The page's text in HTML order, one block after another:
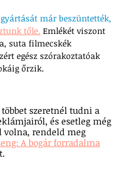
már beszüntették,
tőle. Emlékét viszont
suta filmecskék
egész szórakoztatóak
őrzik.
szeretnél tudni a
és esetleg még
volna, rendeld meg
A bogár forradalma